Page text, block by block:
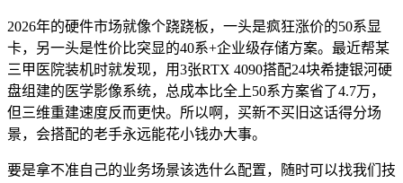
2026年的硬件市场就像个跷跷板，一头是疯狂涨价的50系显
卡，另一头是性价比突显的40系+企业级存储方案。最近帮某
三甲医院装机时就发现，用3张RTX 4090搭配24块希捷银河硬
盘组建的医学影像系统，总成本比全上50系方案省了4.7万，
但三维重建速度反而更快。所以啊，买新不买旧这话得分场
景，会搭配的老手永远能花小钱办大事。
要是拿不准自己的业务场景该选什么配置，随时可以找我们技